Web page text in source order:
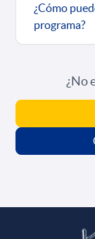
¿Cómo
programa?
¿No